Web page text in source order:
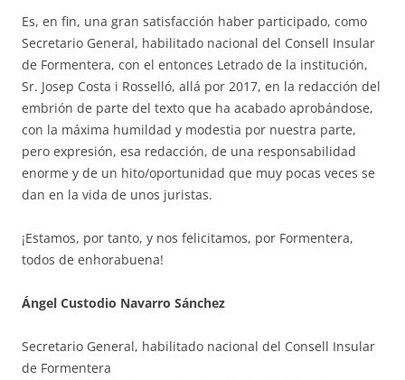
Es, en fin, una gran satisfacción haber participado, como
Secretario General, habilitado nacional del Consell Insular
de Formentera, con el entonces Letrado de la institución,
Sr. Josep Costa i Rosselló, allá por 2017, en la redacción del
embrión de parte del texto que ha acabado aprobándose,
con la máxima humildad y modestia por nuestra parte,
pero expresión, esa redacción, de una responsabilidad
enorme y de un hito/oportunidad que muy pocas veces se
dan en la vida de unos juristas.
¡Estamos, por tanto, y nos felicitamos, por Formentera,
todos de enhorabuena!
Ángel Custodio Navarro Sánchez
Secretario General, habilitado nacional del Consell Insular
de Formentera